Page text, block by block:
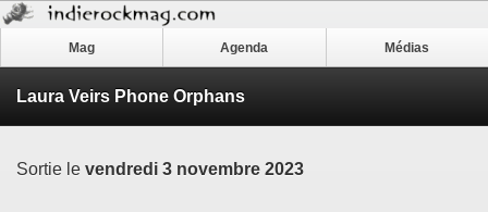
Mag Agenda Médias
Laura Veirs Phone Orphans
Sortie le vendredi 3 novembre 2023